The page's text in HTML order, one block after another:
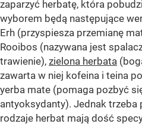
zaparzyć herbatę, która
wyborem będą następujące
Erh (przyspiesza przemianę
Rooibos (nazywana jest
trawienie), zielona herbata
zawarta w niej kofeina i teina
yerba mate (pomaga pozbyć
antyoksydanty). Jednak trzeba
rodzaje herbat mają dość